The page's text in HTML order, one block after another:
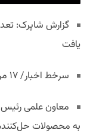
یافت
سرخط اخبار/ ۱۷ مرداد ۱۴۰۵
معاون علمی
به محصولات